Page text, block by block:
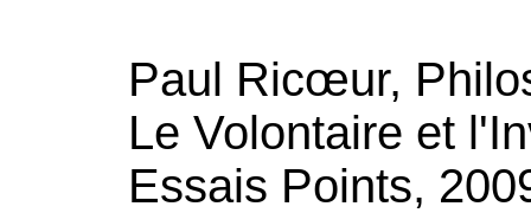
Paul Ricœur,
Le Volontaire et
Essais Points,